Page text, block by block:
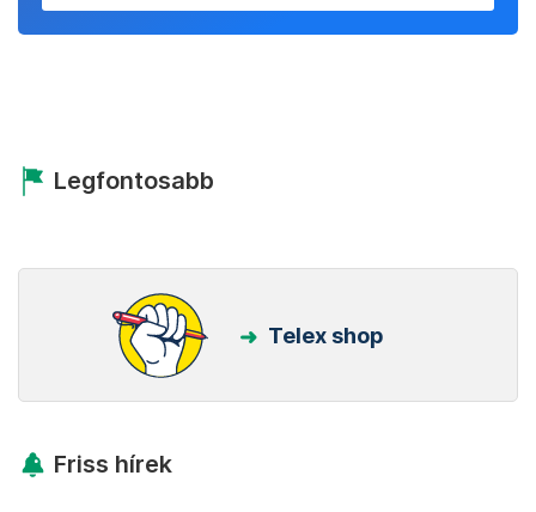
Legfontosabb
Telex shop
Friss hírek